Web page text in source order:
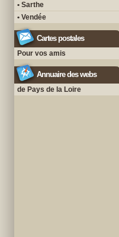
• Sarthe
• Vendée
Cartes postales
Pour vos amis
Annuaire des webs
de Pays de la Loire